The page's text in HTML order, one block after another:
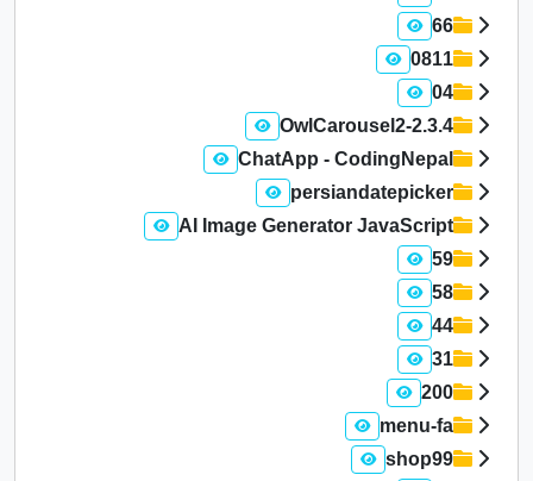
66
0811
04
OwlCarousel2-2.3.4
ChatApp - CodingNepal
persiandatepicker
AI Image Generator JavaScript
59
58
44
31
200
menu-fa
shop99